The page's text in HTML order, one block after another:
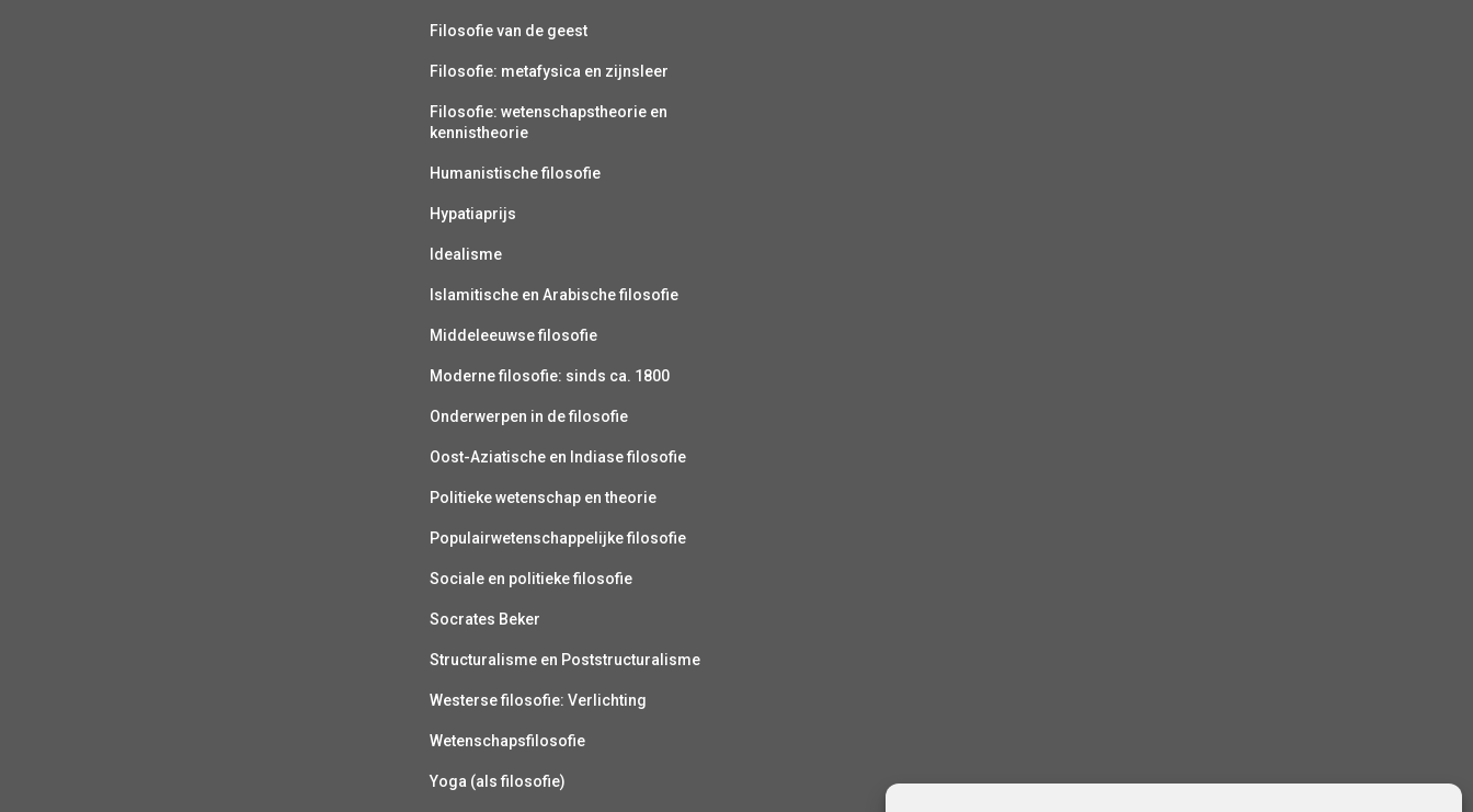
Filosofie van de geest
Filosofie: metafysica en zijnsleer
Filosofie: wetenschapstheorie en
kennistheorie
Humanistische filosofie
Hypatiaprijs
Idealisme
Islamitische en Arabische filosofie
Middeleeuwse filosofie
Moderne filosofie: sinds ca. 1800
Onderwerpen in de filosofie
Oost-Aziatische en Indiase filosofie
Politieke wetenschap en theorie
Populairwetenschappelijke filosofie
Sociale en politieke filosofie
Socrates Beker
Structuralisme en Poststructuralisme
Westerse filosofie: Verlichting
Wetenschapsfilosofie
Yoga (als filosofie)